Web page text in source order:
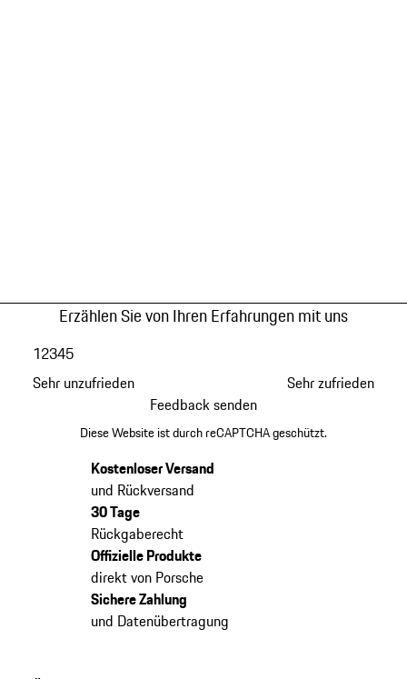
Erzählen Sie von Ihren Erfahrungen mit uns
Sehr unzufrieden
12345
Sehr zufrieden
Feedback senden
Diese Website ist durch reCAPTCHA geschützt.
Kostenloser Versand
und Rückversand
30 Tage
Rückgaberecht
Offizielle Produkte
direkt von Porsche
Sichere Zahlung
und Datenübertragung